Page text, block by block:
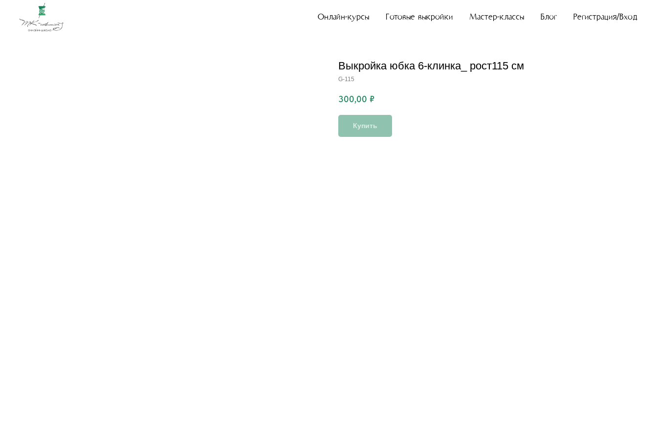
Онлайн-курсы Готовые выкройки Мастер-классы Блог Регистрация/Вход
Выкройка юбка 6-клинка_ рост115 см
G-115
300,00 ₽
Купить